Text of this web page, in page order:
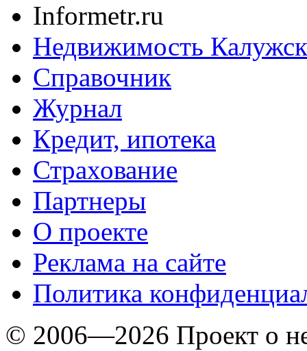
Informetr.ru
Недвижимость
Справочник
Журнал
Кредит, ипотека
Страхование
Партнеры
O проекте
Реклама на сайте
Политика
© 2006—2026 Проект о